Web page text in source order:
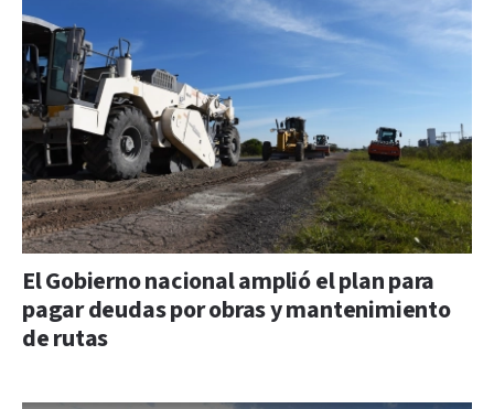
El Gobierno nacional amplió el plan para
pagar deudas por obras y mantenimiento
de rutas